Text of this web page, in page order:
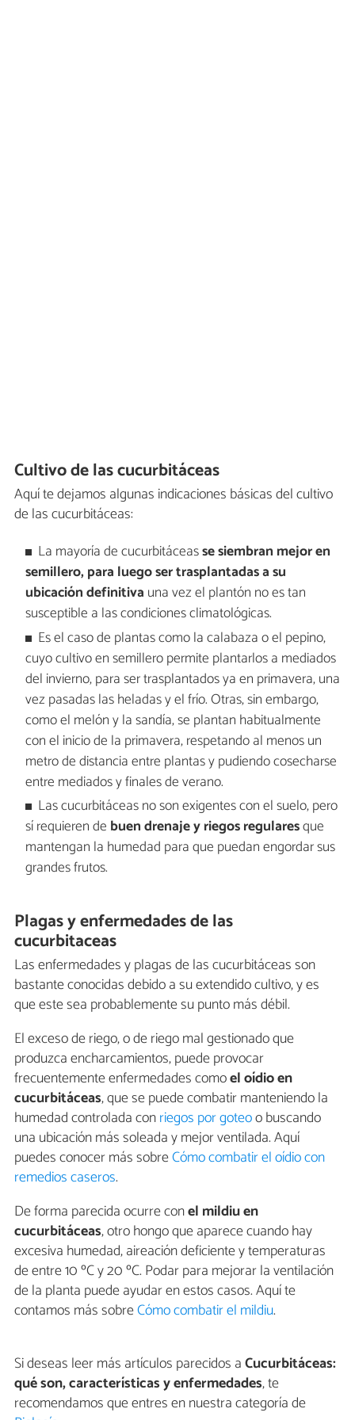
Cultivo de las cucurbitáceas
Aquí te dejamos algunas indicaciones básicas del cultivo
de las cucurbitáceas:
La mayoría de cucurbitáceasse siembran mejor en
semillero, para luego ser trasplantadas a su
ubicación definitiva una vez el plantón no es tan
susceptible a las condiciones climatológicas.
Es el caso de plantas como la calabaza o el pepino,
cuyo cultivo en semillero permite plantarlos a mediados
del invierno, para ser trasplantados ya en primavera, una
vez pasadas las heladas y el frío. Otras, sin embargo,
como el melón y la sandía, se plantan habitualmente
con el inicio de la primavera, respetando al menos un
metro de distancia entre plantas y pudiendo cosecharse
entre mediados y finales de verano.
Las cucurbitáceas no son exigentes con el suelo, pero
sí requieren de buen drenaje y riegos regularesque
mantengan la humedad para que puedan engordar sus
grandes frutos.
Plagas y enfermedades de las
cucurbitaceas
Las enfermedades y plagas de las cucurbitáceas son
bastante conocidas debido a su extendido cultivo, y es
que este sea probablemente su punto más débil.
El exceso de riego, o de riego mal gestionado que
produzca encharcamientos, puede provocar
frecuentemente enfermedades comoel oídio en
cucurbitáceas, que se puede combatir manteniendo la
humedad controlada conriegos por goteoo buscando
una ubicación más soleada y mejor ventilada. Aquí
puedes conocer más sobreCómo combatir el oídio con
remedios caseros.
De forma parecida ocurre conel mildiu en
cucurbitáceas, otro hongo que aparece cuando hay
excesiva humedad, aireación deficiente y temperaturas
de entre 10 ºC y 20 ºC. Podar para mejorar la ventilación
de la planta puede ayudar en estos casos. Aquí te
contamos más sobreCómo combatir el mildiu.
Si deseas leer más artículos parecidos aCucurbitáceas:
qué son, características y enfermedades, te
recomendamos que entres en nuestra categoría de